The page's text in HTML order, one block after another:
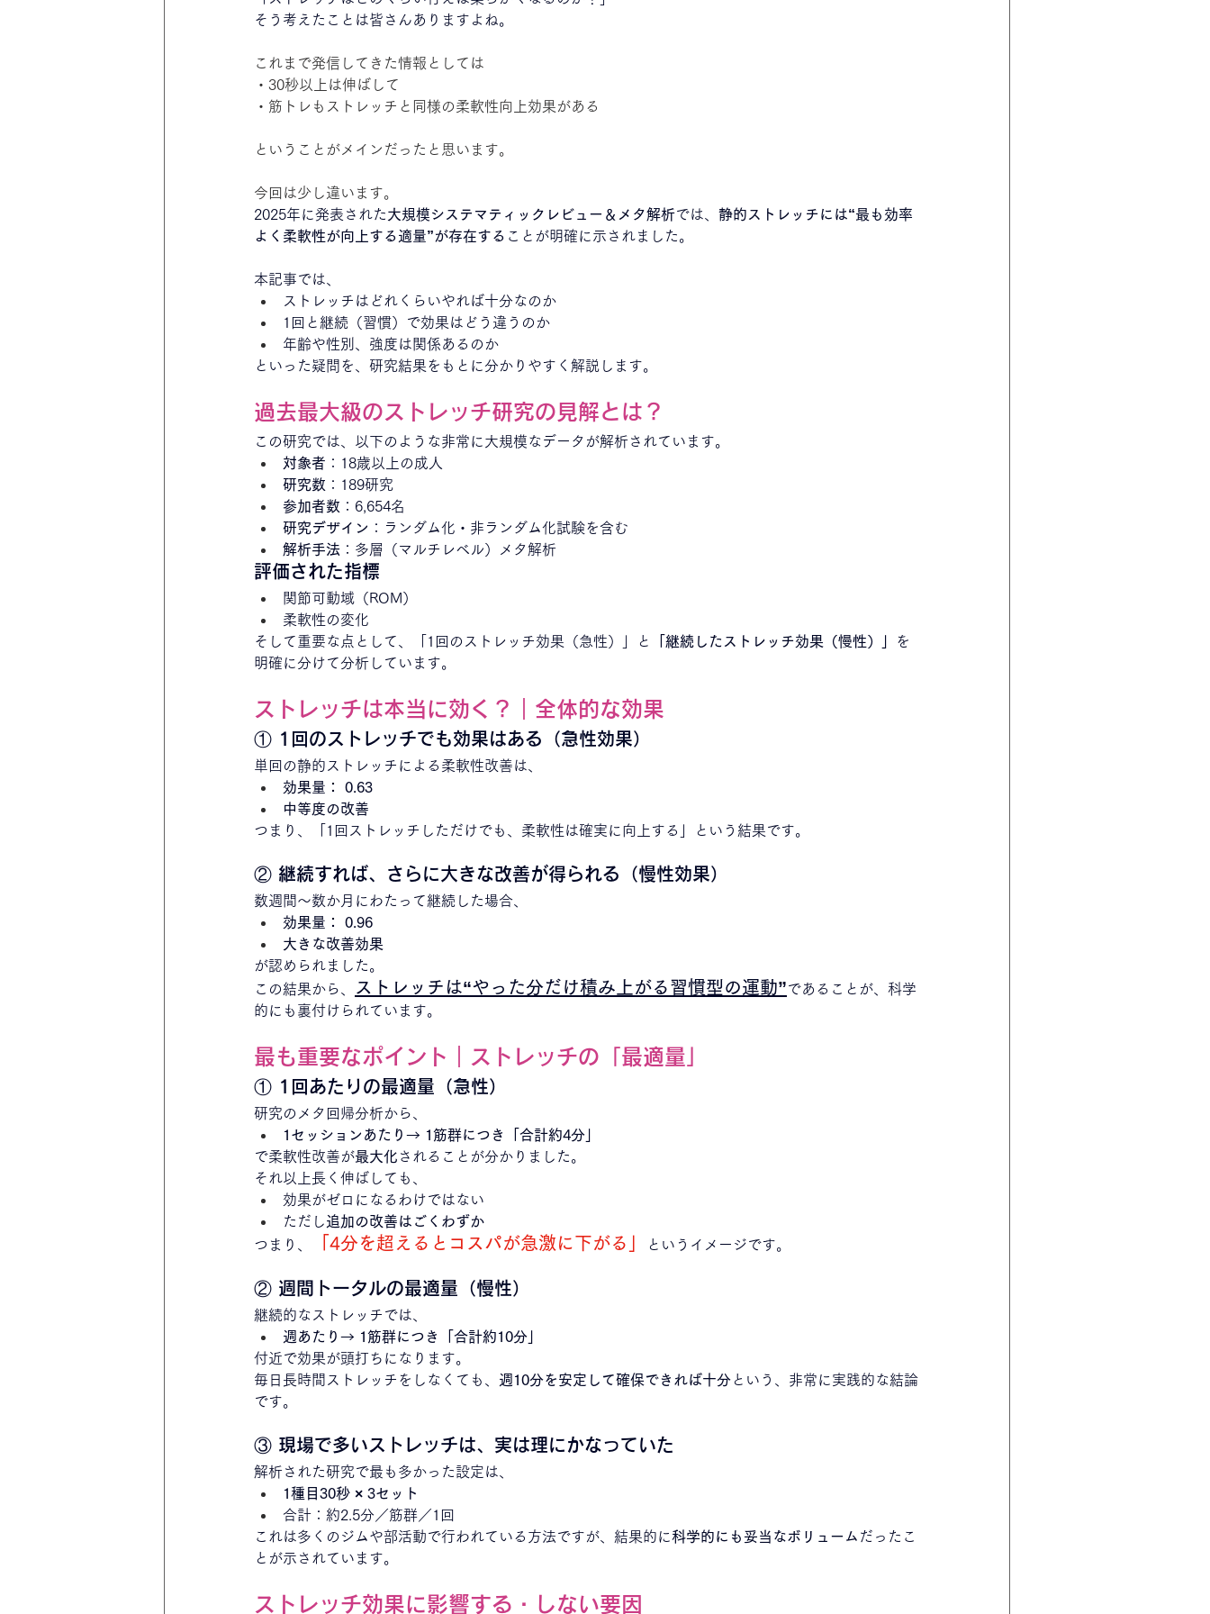
そう考えたことは皆さんありますよね。
これまで発信してきた情報としては
・30秒以上は伸ばして
・筋トレもストレッチと同様の柔軟性向上効果がある
ということがメインだったと思います。
今回は少し違います。
2025年に発表された大規模システマティックレビュー＆メタ解析では、 静的ストレッチには“最も効率
よく柔軟性が向上する適量”が存在する ことが明確に示されました。
本記事では、
ストレッチはどれくらいやれば十分なのか
1回と継続（習慣）で効果はどう違うのか
年齢や性別、強度は関係あるのか
といった疑問を、研究結果をもとに分かりやすく解説します。
過去最大級のストレッチ研究の見解とは？
この研究では、以下のような非常に大規模なデータが解析されています。
対象者 ：18歳以上の成人
研究数 ：189研究
参加者数 ：6,654名
研究デザイン ：ランダム化・非ランダム化試験を含む
解析手法 ：多層（マルチレベル）メタ解析
評価された指標
関節可動域（ROM）
柔軟性の変化
そして重要な点として、「1回のストレッチ効果（急性）」と
「継続したストレッチ効果（慢性）」
を
明確に分けて分析しています。
ストレッチは本当に効く？｜全体的な効果
① 1回のストレッチでも効果はある（急性効果）
単回の静的ストレッチによる柔軟性改善は、
効果量： 0.63
中等度の改善
つまり、「1回ストレッチしただけでも、柔軟性は確実に向上する」という結果です。
② 継続すれば、さらに大きな改善が得られる（慢性効果）
数週間〜数か月にわたって継続した場合、
効果量： 0.96
大きな改善効果
が認められました。
この結果から、
ストレッチは“やった分だけ積み上がる習慣型の運動”であることが、科学
的にも裏付けられています。
最も重要なポイント｜ストレッチの「最適量」
① 1回あたりの最適量（急性）
研究のメタ回帰分析から、
1セッションあたり→ 1筋群につき「合計約4分」
で柔軟性改善が最大化 されることが分かりました。
それ以上長く伸ばしても、
効果がゼロになるわけではない
ただし追加の改善はごくわずか
つまり、
「4分を超えるとコスパが急激に下がる」 というイメージです。
② 週間トータルの最適量（慢性）
継続的なストレッチでは、
週あたり→ 1筋群につき「合計約10分」
付近で効果が頭打ちになります。
毎日長時間ストレッチをしなくても、 週10分を安定して確保できれば十分 という、非常に実践的な結論
です。
③ 現場で多いストレッチは、実は理にかなっていた
解析された研究で最も多かった設定は、
1種目30秒 × 3セット
合計：約2.5分／筋群／1回
これは多くのジムや部活動で行われている方法ですが、結果的に科学的にも妥当なボリューム だったこ
とが示されています。
ストレッチ効果に影響する・しない要因